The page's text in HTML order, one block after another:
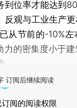
到位率才能达到
观与工业生产
从节前的-10%
力的密集度小于
订阅后继续阅读
订阅的阅读权限